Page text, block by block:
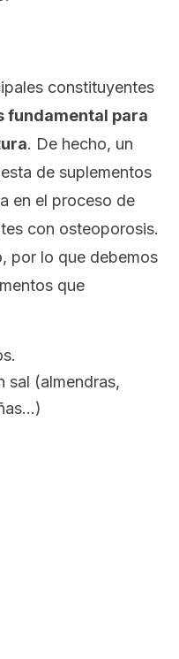
constituyentes
fundamental para
. De hecho, un
de suplementos
en el proceso de
con osteoporosis.
por lo que debemos
que
sal (almendras,